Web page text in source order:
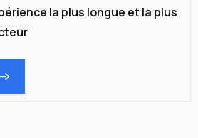
la plus longue et la plus